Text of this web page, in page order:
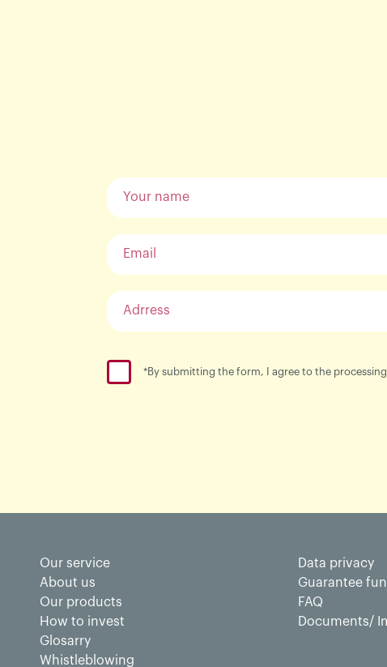
*By submitting the form, I agree to the
Our service
About us
Our products
How to invest
Glosarry
Whistleblowing
Data privacy
Guarantee
FAQ
Documents/